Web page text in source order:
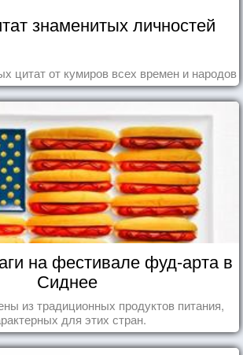
знаменитых личностей
цитат от кумиров всех времен и народов
на фестивале фуд-арта в
Сиднее
из традиционных продуктов питания,
для этих стран.